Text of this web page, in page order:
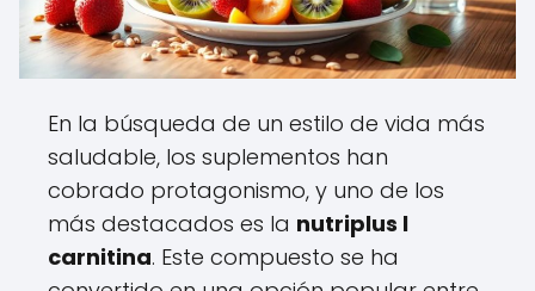
En la búsqueda de un estilo de vida más
saludable, los suplementos han
cobrado protagonismo, y uno de los
más destacados es la nutriplus l
carnitina. Este compuesto se ha